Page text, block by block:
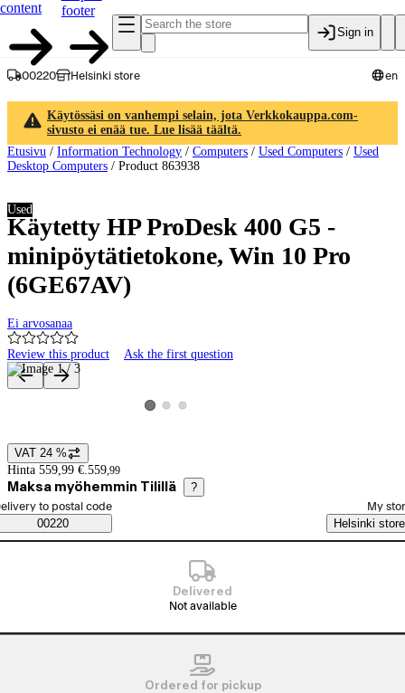
content
footer
Sign in
00220 Helsinki store en
Käytössäsi on vanhempi selain, jota Verkkokauppa.com-
sivusto ei enää tue. Lue lisää täältä.
Etusivu / Information Technology / Computers / Used Computers / Used
Desktop Computers / Product 863938
Käytetty HP ProDesk 400 G5 -
minipöytätietokone, Win 10 Pro
(6GE67AV)
Ei arvosanaa
Review this product Ask the first question
Used
Product images and videos
View product image 1
View product image 2
View product image 3
Price details
VAT 24 %
Hinta 559,99 €. 559,99
Maksa myöhemmin Tilillä ?
Saatavuustiedot
order method
to postal code
00220
My
Helsinki store
Delivered
Not available
Ordered for pickup